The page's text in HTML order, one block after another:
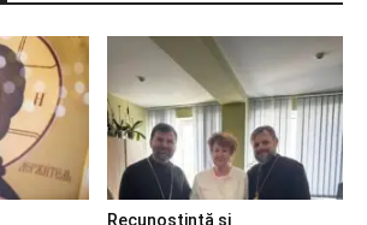
Recunoștință și